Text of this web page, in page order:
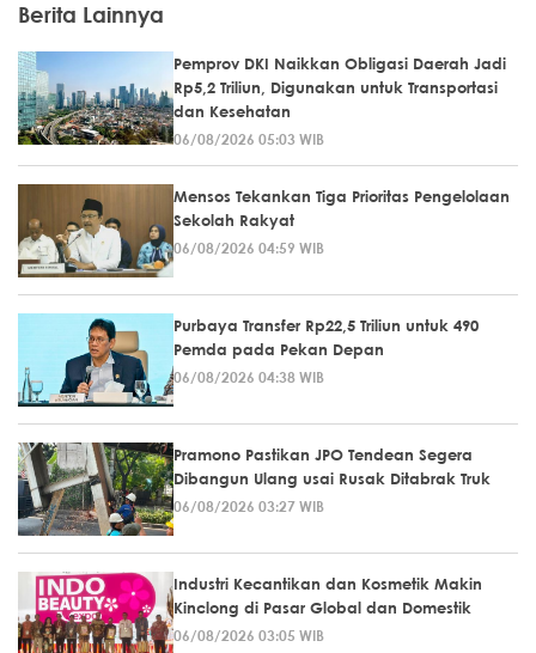
Berita Lainnya
Pemprov DKI Naikkan Obligasi Daerah Jadi
Rp5,2 Triliun, Digunakan untuk Transportasi
dan Kesehatan
06/08/2026 05:03 WIB
Mensos Tekankan Tiga Prioritas Pengelolaan
Sekolah Rakyat
06/08/2026 04:59 WIB
Purbaya Transfer Rp22,5 Triliun untuk 490
Pemda pada Pekan Depan
06/08/2026 04:38 WIB
Pramono Pastikan JPO Tendean Segera
Dibangun Ulang usai Rusak Ditabrak Truk
06/08/2026 03:27 WIB
Industri Kecantikan dan Kosmetik Makin
Kinclong di Pasar Global dan Domestik
06/08/2026 03:05 WIB